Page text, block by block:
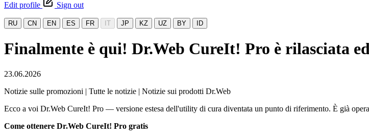
Edit profile
Sign out
RU CN EN ES FR IT JP KZ UZ BY ID
Finalmente è qui! Dr.Web CureIt! Pro è rilasciata
23.06.2026
Notizie sulle promozioni | Tutte le notizie | Notizie sui prodotti Dr.Web
Ecco a voi Dr.Web CureIt! Pro — versione estesa dell'utility di cura diventata un punto di riferimento. È già
Come ottenere Dr.Web CureIt! Pro gratis